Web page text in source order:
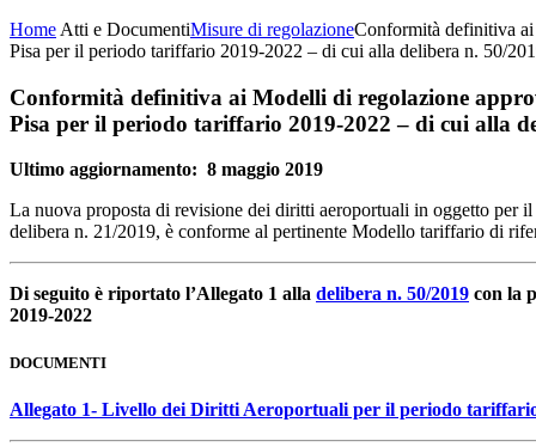
Home Atti e DocumentiMisure di regolazioneConformità definitiva
Pisa per il periodo tariffario 2019-2022 – di cui alla delibera n. 50/
Conformità definitiva ai Modelli di regolazione
Pisa per il periodo tariffario 2019-2022 – di cui alla
Ultimo aggiornamento: 8 maggio 2019
La nuova proposta di revisione dei diritti aeroportuali in oggetto per
delibera n. 21/2019, è conforme al pertinente Modello tariffario di
Di seguito è riportato l’Allegato 1 alla delibera n. 50/2019 con la
2019-2022
DOCUMENTI
Allegato 1- Livello dei Diritti Aeroportuali per il periodo